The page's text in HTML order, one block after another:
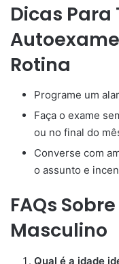
Dicas Para
Rotina
Programe um
Faça o exame
ou no final do
Converse com
o assunto e
FAQs
Masculino
Qual é a idade